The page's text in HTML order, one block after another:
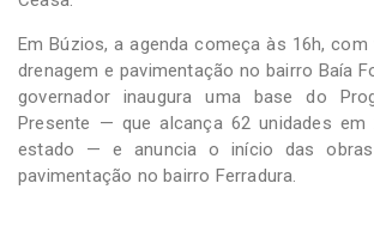
Em Búzios, a agenda começa às 16h,
drenagem e pavimentação no bairro Baía
governador inaugura uma base do
Presente — que alcança 62 unidades em
estado — e anuncia o início das
pavimentação no bairro Ferradura.